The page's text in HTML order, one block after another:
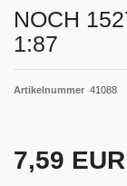
NOCH
1:87
Artikelnummer 41088
7,59 EUR